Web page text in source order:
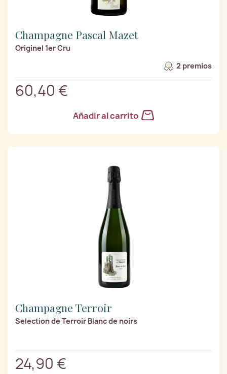
Champagne Pascal Mazet
Originel 1er Cru
2 premios
60,40 €
Añadir al carrito
Champagne Terroir
Selection de Terroir Blanc de noirs
24,90 €